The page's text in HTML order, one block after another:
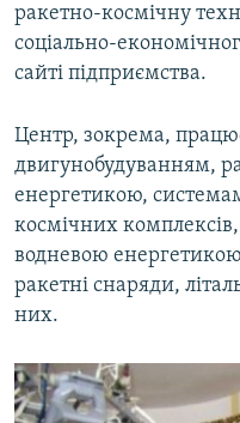
ракетно-космічну
соціально-
сайті підприємства.
Центр, зокрема,
двигунобудуванням,
енергетикою,
космічних
водневою
ракетні снаряди,
них.